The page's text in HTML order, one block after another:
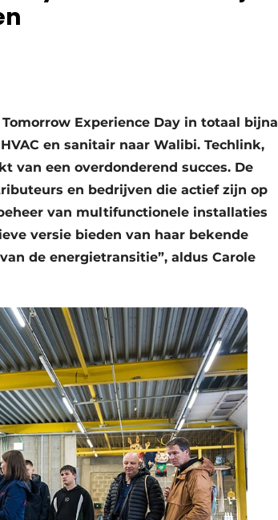
Experience Day in totaal bijna
en sanitair naar Walibi. Techlink,
van een overdonderend succes. De
en bedrijven die actief zijn op
van multifunctionele installaties
versie bieden van haar bekende
de energietransitie”, aldus Carole